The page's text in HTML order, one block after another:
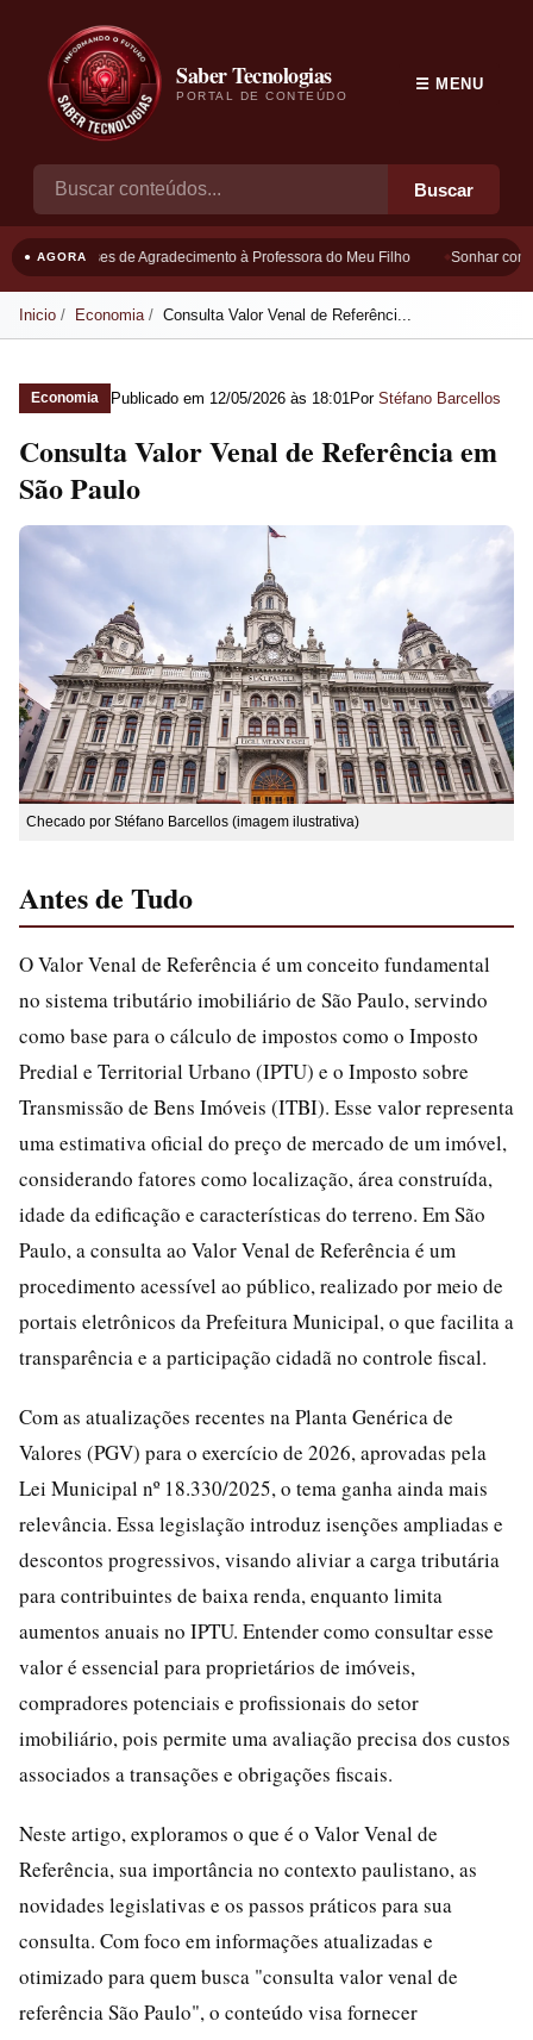
Saber Tecnologias
PORTAL DE CONTEÚDO
Buscar
☰ MENU
● AGORAFrases de Agradecimento à Professora do Meu Filho Sonhar com
Inicio Economia Consulta Valor Venal de Referênci...
Economia Publicado em 12/05/2026 às 18:01 Por Stéfano Barcellos
Consulta Valor Venal de Referência em
São Paulo
Checado por Stéfano Barcellos (imagem ilustrativa)
Antes de Tudo
O Valor Venal de Referência é um conceito fundamental
no sistema tributário imobiliário de São Paulo, servindo
como base para o cálculo de impostos como o Imposto
Predial e Territorial Urbano (IPTU) e o Imposto sobre
Transmissão de Bens Imóveis (ITBI). Esse valor representa
uma estimativa oficial do preço de mercado de um imóvel,
considerando fatores como localização, área construída,
idade da edificação e características do terreno. Em São
Paulo, a consulta ao Valor Venal de Referência é um
procedimento acessível ao público, realizado por meio de
portais eletrônicos da Prefeitura Municipal, o que facilita a
transparência e a participação cidadã no controle fiscal.
Com as atualizações recentes na Planta Genérica de
Valores (PGV) para o exercício de 2026, aprovadas pela
Lei Municipal nº 18.330/2025, o tema ganha ainda mais
relevância. Essa legislação introduz isenções ampliadas e
descontos progressivos, visando aliviar a carga tributária
para contribuintes de baixa renda, enquanto limita
aumentos anuais no IPTU. Entender como consultar esse
valor é essencial para proprietários de imóveis,
compradores potenciais e profissionais do setor
imobiliário, pois permite uma avaliação precisa dos custos
associados a transações e obrigações fiscais.
Neste artigo, exploramos o que é o Valor Venal de
Referência, sua importância no contexto paulistano, as
novidades legislativas e os passos práticos para sua
consulta. Com foco em informações atualizadas e
otimizado para quem busca "consulta valor venal de
referência São Paulo", o conteúdo visa fornecer